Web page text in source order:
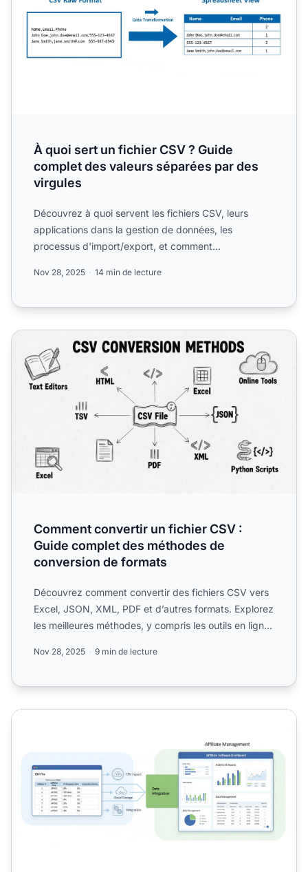
À quoi sert un fichier CSV ? Guide
complet des valeurs séparées par des
virgules
Découvrez à quoi servent les fichiers CSV, leurs
applications dans la gestion de données, les
processus d'import/export, et comment
Nov 28, 2025 14 min de lecture
Comment convertir un fichier CSV : Guide complet des
Comment convertir un fichier CSV :
Guide complet des méthodes de
conversion de formats
Découvrez comment convertir des fichiers CSV vers
Excel, JSON, XML, PDF et d’autres formats. Explorez
les meilleures méthodes, y compris les outils en ligne,
Nov 28, 2025 9 min de lecture
Fichiers CSV dans les logiciels d'affiliation : guide